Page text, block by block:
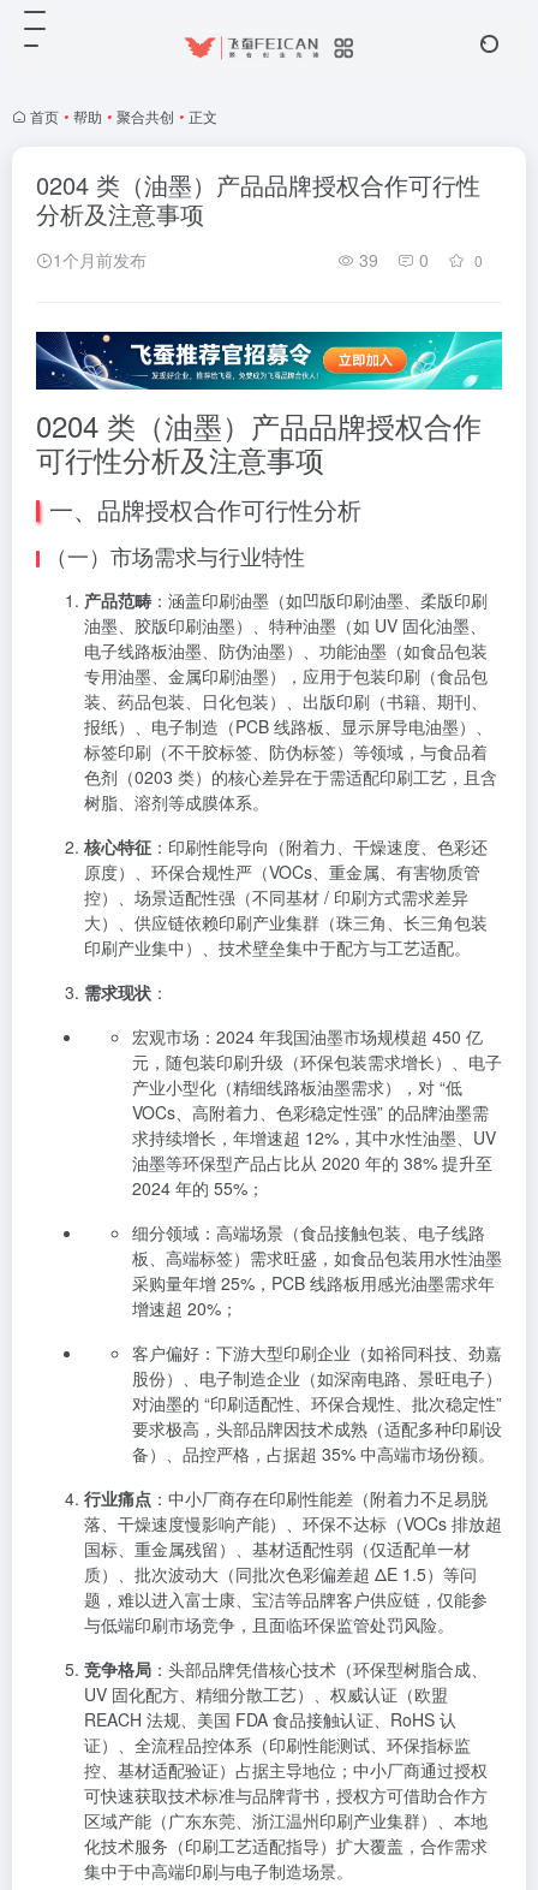
首页 • 帮助 • 聚合共创 • 正文
0204 类（油墨）产品品牌授权合作可行性
分析及注意事项
1个月前发布 39 0 0
0204 类（油墨）产品品牌授权合作
可行性分析及注意事项
一、品牌授权合作可行性分析
（一）市场需求与行业特性
产品范畴 ：涵盖印刷油墨（如凹版印刷油墨、柔版印刷
油墨、胶版印刷油墨）、特种油墨（如 UV 固化油墨、
电子线路板油墨、防伪油墨）、功能油墨（如食品包装
专用油墨、金属印刷油墨），应用于包装印刷（食品包
装、药品包装、日化包装）、出版印刷（书籍、期刊、
报纸）、电子制造（PCB 线路板、显示屏导电油墨）、
标签印刷（不干胶标签、防伪标签）等领域，与食品着
色剂（0203 类）的核心差异在于需适配印刷工艺，且含
树脂、溶剂等成膜体系。
核心特征 ：印刷性能导向（附着力、干燥速度、色彩还
原度）、环保合规性严（VOCs、重金属、有害物质管
控）、场景适配性强（不同基材 / 印刷方式需求差异
大）、供应链依赖印刷产业集群（珠三角、长三角包装
印刷产业集中）、技术壁垒集中于配方与工艺适配。
需求现状 ：
宏观市场：2024 年我国油墨市场规模超 450 亿
元，随包装印刷升级（环保包装需求增长）、电子
产业小型化（精细线路板油墨需求），对 “低
VOCs、高附着力、色彩稳定性强” 的品牌油墨需
求持续增长，年增速超 12%，其中水性油墨、UV
油墨等环保型产品占比从 2020 年的 38% 提升至
2024 年的 55%；
细分领域：高端场景（食品接触包装、电子线路
板、高端标签）需求旺盛，如食品包装用水性油墨
采购量年增 25%，PCB 线路板用感光油墨需求年
增速超 20%；
客户偏好：下游大型印刷企业（如裕同科技、劲嘉
股份）、电子制造企业（如深南电路、景旺电子）
对油墨的 “印刷适配性、环保合规性、批次稳定性”
要求极高，头部品牌因技术成熟（适配多种印刷设
备）、品控严格，占据超 35% 中高端市场份额。
行业痛点 ：中小厂商存在印刷性能差（附着力不足易脱
落、干燥速度慢影响产能）、环保不达标（VOCs 排放超
国标、重金属残留）、基材适配性弱（仅适配单一材
质）、批次波动大（同批次色彩偏差超 ΔE 1.5）等问
题，难以进入富士康、宝洁等品牌客户供应链，仅能参
与低端印刷市场竞争，且面临环保监管处罚风险。
竞争格局 ：头部品牌凭借核心技术（环保型树脂合成、
UV 固化配方、精细分散工艺）、权威认证（欧盟
REACH 法规、美国 FDA 食品接触认证、RoHS 认
证）、全流程品控体系（印刷性能测试、环保指标监
控、基材适配验证）占据主导地位；中小厂商通过授权
可快速获取技术标准与品牌背书，授权方可借助合作方
区域产能（广东东莞、浙江温州印刷产业集群）、本地
化技术服务（印刷工艺适配指导）扩大覆盖，合作需求
集中于中高端印刷与电子制造场景。